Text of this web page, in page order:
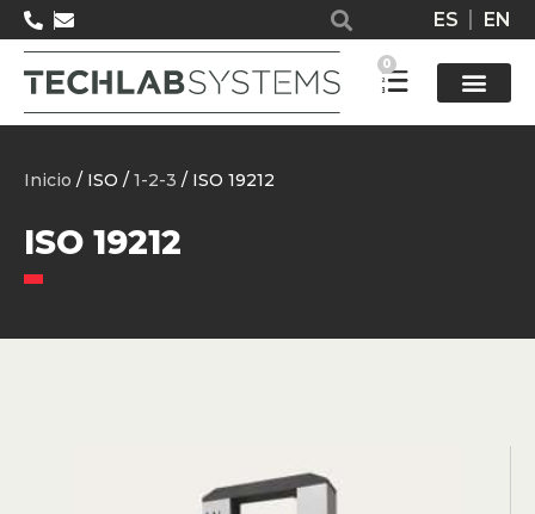
ES EN
0
Inicio / ISO / 1-2-3 / ISO 19212
ISO 19212